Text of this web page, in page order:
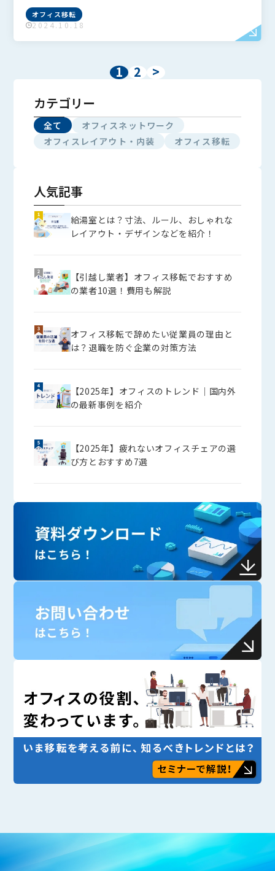
オフィス移転
2024.10.18
1 2
>
カテゴリー
全て
オフィスネットワーク
オフィスレイアウト・内装
オフィス移転
人気記事
給湯室とは？寸法、ルール、おしゃれな
レイアウト・デザインなどを紹介！
【引越し業者】オフィス移転でおすすめ
の業者10選！費用も解説
オフィス移転で辞めたい従業員の理由と
は？退職を防ぐ企業の対策方法
【2025年】オフィスのトレンド│国内外
の最新事例を紹介
【2025年】疲れないオフィスチェアの選
び方とおすすめ7選